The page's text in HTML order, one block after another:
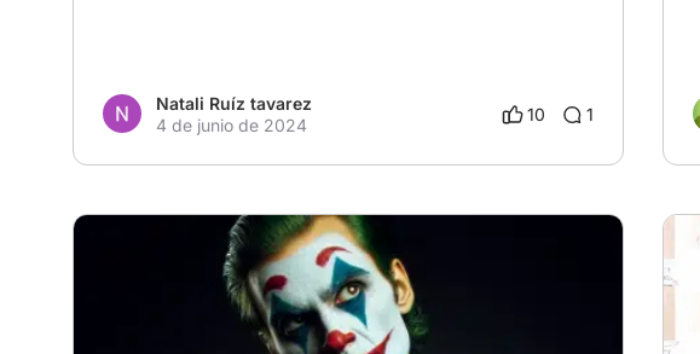
Natali Ruíz tavarez
4 de junio de 2024
10 1